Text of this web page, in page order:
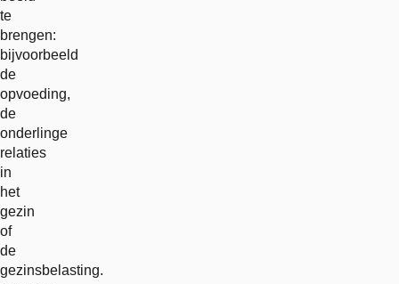
te
brengen:
bijvoorbeeld
de
opvoeding,
de
onderlinge
relaties
in
het
gezin
of
de
gezinsbelasting.